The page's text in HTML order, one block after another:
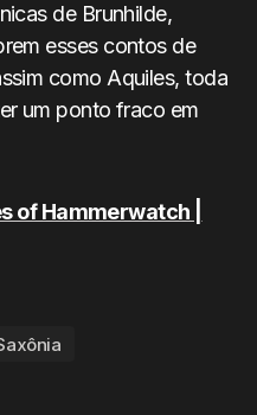
de Brunhilde,
esses contos de
como Aquiles, toda
um ponto fraco em
of Hammerwatch |